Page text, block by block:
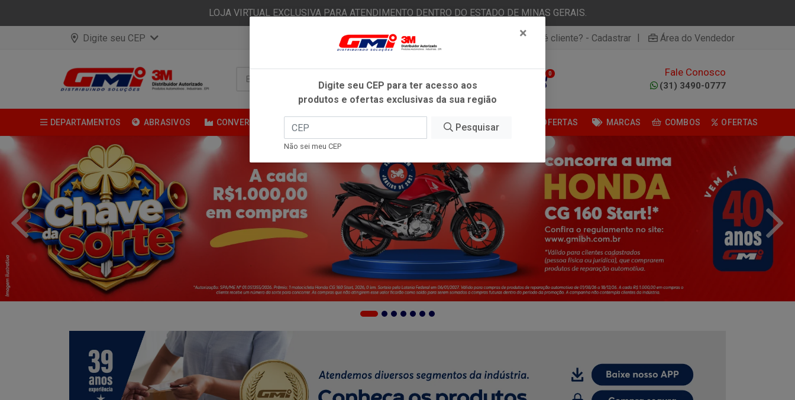
LOJA VIRTUAL EXCLUSIVA PARA ATENDIMENTO DENTRO DO ESTADO DE MINAS GERAIS.
Digite seu CEP Já é cliente? - Entrar Não é cliente? - Cadastrar | Área do Vendedor
0 Fale Conosco
(31) 3490-0777
DEPARTAMENTOS ABRASIVOS CONVERSÃO FITAS ADESIVAS ESTÉTICA AUTOMOTIVA OFERTAS MARCAS COMBOS OFERTAS
×
Digite seu CEP para ter acesso aos
produtos e ofertas exclusivas da sua região
Pesquisar
Não sei meu CEP